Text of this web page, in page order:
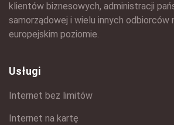
klientów biznesowych, administracji
samorządowej i wielu innych odbiorców
europejskim poziomie.
Usługi
Internet bez limitów
Internet na kartę